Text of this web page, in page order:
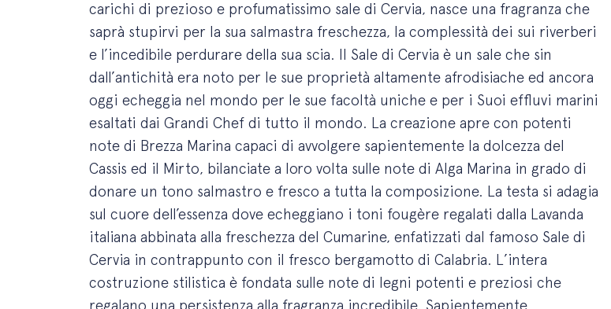
carichi di prezioso e profumatissimo sale di Cervia, nasce una fragranza che
saprà stupirvi per la sua salmastra freschezza, la complessità dei sui riverberi
e l’incedibile perdurare della sua scia. Il Sale di Cervia è un sale che sin
dall’antichità era noto per le sue proprietà altamente afrodisiache ed ancora
oggi echeggia nel mondo per le sue facoltà uniche e per i Suoi effluvi marini
esaltati dai Grandi Chef di tutto il mondo. La creazione apre con potenti
note di Brezza Marina capaci di avvolgere sapientemente la dolcezza del
Cassis ed il Mirto, bilanciate a loro volta sulle note di Alga Marina in grado di
donare un tono salmastro e fresco a tutta la composizione. La testa si adagia
sul cuore dell’essenza dove echeggiano i toni fougère regalati dalla Lavanda
italiana abbinata alla freschezza del Cumarine, enfatizzati dal famoso Sale di
Cervia in contrappunto con il fresco bergamotto di Calabria. L’intera
costruzione stilistica è fondata sulle note di legni potenti e preziosi che
regalano una persistenza alla fragranza incredibile. Sapientemente